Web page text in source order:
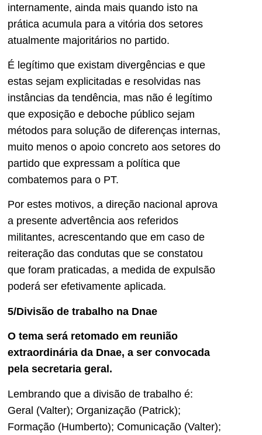
internamente, ainda mais quando isto na
prática acumula para a vitória dos setores
atualmente majoritários no partido.
É legítimo que existam divergências e que
estas sejam explicitadas e resolvidas nas
instâncias da tendência, mas não é legítimo
que exposição e deboche público sejam
métodos para solução de diferenças internas,
muito menos o apoio concreto aos setores do
partido que expressam a política que
combatemos para o PT.
Por estes motivos, a direção nacional aprova
a presente advertência aos referidos
militantes, acrescentando que em caso de
reiteração das condutas que se constatou
que foram praticadas, a medida de expulsão
poderá ser efetivamente aplicada.
5/Divisão de trabalho na Dnae
O tema será retomado em reunião
extraordinária da Dnae, a ser convocada
pela secretaria geral.
Lembrando que a divisão de trabalho é:
Geral (Valter); Organização (Patrick);
Formação (Humberto); Comunicação (Valter);